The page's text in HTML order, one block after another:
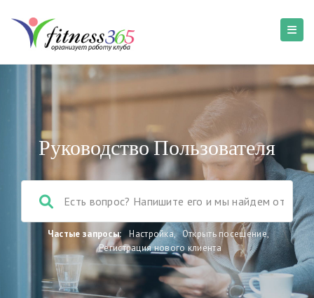
Руководство Пользователя
Частые запросы: Настройка, Открыть посещение,
Регистрация нового клиента